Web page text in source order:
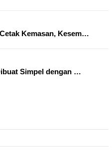
Kemasan, Kesem…
Simpel dengan …